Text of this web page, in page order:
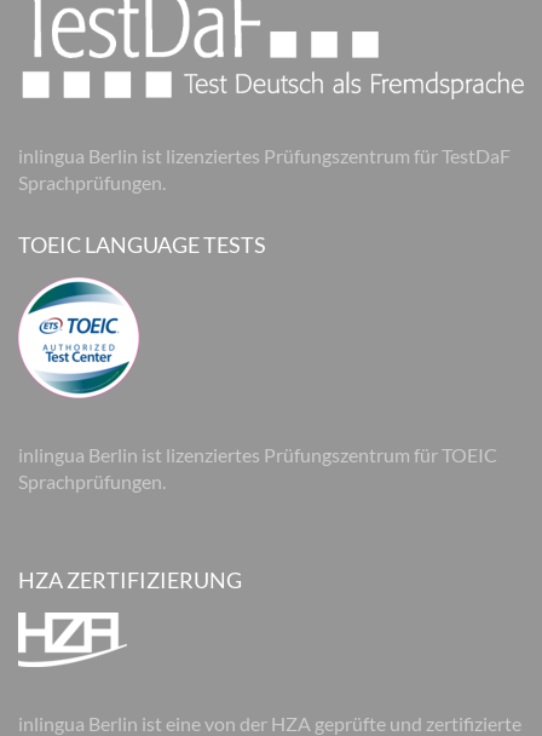
inlingua Berlin ist lizenziertes Prüfungszentrum für TestDaF
Sprachprüfungen.
TOEIC LANGUAGE TESTS
inlingua Berlin ist lizenziertes Prüfungszentrum für TOEIC
Sprachprüfungen.
HZA ZERTIFIZIERUNG
inlingua Berlin ist eine von der HZA geprüfte und zertifizierte